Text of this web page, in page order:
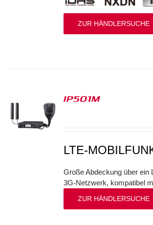
ZUR HÄNDLERSUCHE
IP501M
LTE-
Große Abdeckung über ein
3G-Netzwerk, kompatibel
ZUR HÄNDLERSUCHE